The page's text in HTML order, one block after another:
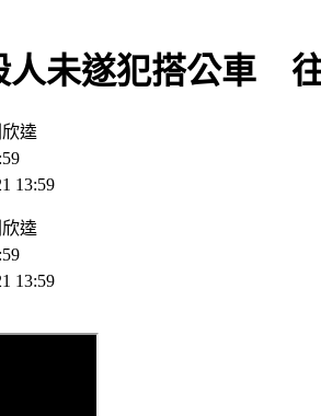
人未遂犯搭公車
逵
13:59
逵
13:59